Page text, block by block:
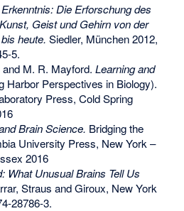
Die Erforschung des
Geist und Gehirn von der
heute. Siedler, München 2012,
5.
M. R. Mayford. Learning and
Harbor Perspectives in Biology).
Press, Cold Spring
Brain Science. Bridging the
University Press, New York –
2016
What Unusual Brains Tell Us
Straus and Giroux, New York
28786-3.